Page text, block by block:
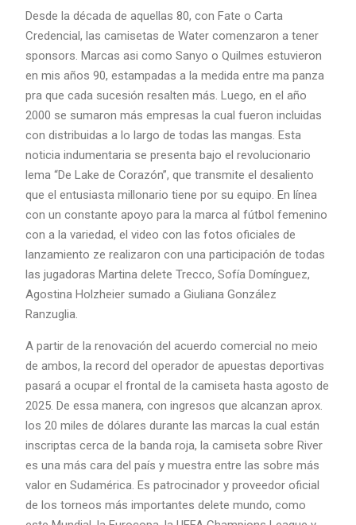
Desde la década de aquellas 80, con Fate o Carta
Credencial, las camisetas de Water comenzaron a tener
sponsors. Marcas asi como Sanyo o Quilmes estuvieron
en mis años 90, estampadas a la medida entre ma panza
pra que cada sucesión resalten más. Luego, en el año
2000 se sumaron más empresas la cual fueron incluidas
con distribuidas a lo largo de todas las mangas. Esta
noticia indumentaria se presenta bajo el revolucionario
lema “De Lake de Corazón”, que transmite el desaliento
que el entusiasta millonario tiene por su equipo. En línea
con un constante apoyo para la marca al fútbol femenino
con a la variedad, el video con las fotos oficiales de
lanzamiento ze realizaron con una participación de todas
las jugadoras Martina delete Trecco, Sofía Domínguez,
Agostina Holzheier sumado a Giuliana González
Ranzuglia.
A partir de la renovación del acuerdo comercial no meio
de ambos, la record del operador de apuestas deportivas
pasará a ocupar el frontal de la camiseta hasta agosto de
2025. De essa manera, con ingresos que alcanzan aprox.
los 20 miles de dólares durante las marcas la cual están
inscriptas cerca de la banda roja, la camiseta sobre River
es una más cara del país y muestra entre las sobre más
valor en Sudamérica. Es patrocinador y proveedor oficial
de los torneos más importantes delete mundo, como